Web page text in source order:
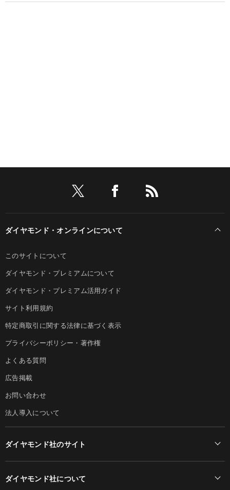
ダイヤモンド・オンラインについて
このサイトについて
ダイヤモンド・プレミアムについて
ダイヤモンド・プレミアム活用ガイド
サイト利用規約
特定商取引に関する法律に基づく表示
プライバシーポリシー・著作権
よくある質問
広告掲載
お問い合わせ
法人導入について
ダイヤモンド社のサイト
ダイヤモンド社について